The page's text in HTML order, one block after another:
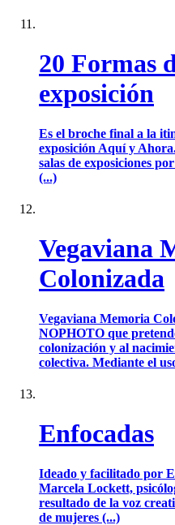
20 Formas
exposición
Es el broche final a la
exposición Aquí y
salas de exposiciones
(...)
Vegaviana
Colonizada
Vegaviana Memoria
NOPHOTO que
colonización y al
colectiva. Mediante el
Enfocadas
Ideado y facilitado por
Marcela Lockett,
resultado de la voz
de mujeres (...)